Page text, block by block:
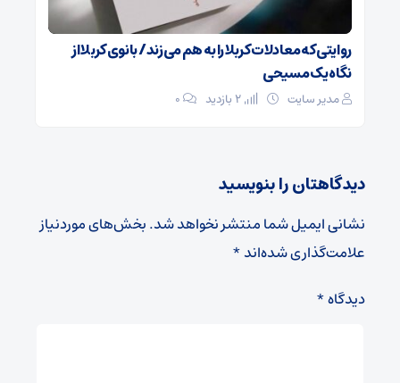
روایتی که معادلات کربلا را به هم می‌زند/ بانوی کربلا از
نگاه یک مسیحی
مدیر سایت ۰
دیدگاهتان را بنویسید
نشانی ایمیل شما منتشر نخواهد شد.بخش‌های موردنیاز
علامت‌گذاری شده‌اند*
دیدگاه*